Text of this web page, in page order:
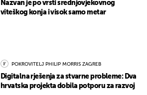
Nazvan je po vrsti srednjovjekovnog
viteškog konja i visok samo metar
POKROVITELJ PHILIP MORRIS ZAGREB
Digitalna rješenja za stvarne probleme: Dva
hrvatska projekta dobila potporu za razvoj